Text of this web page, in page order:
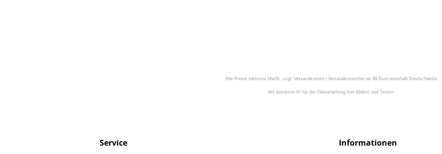
Alle Preise inklusive MwSt. zzgl. Versandkosten | Versandkostenfrei ab 49 Euro innerhalb Deutschlands
Wir benutzen KI für die Überarbeitung von Bildern und Texten.
Service Informationen